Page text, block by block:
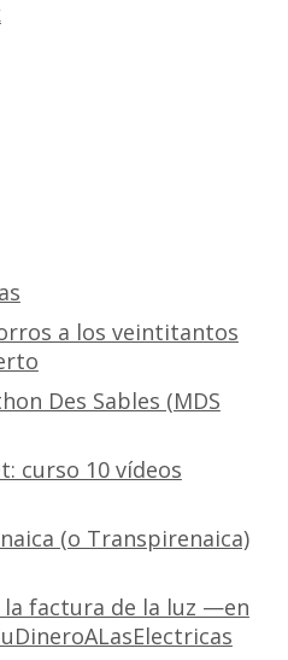
a los veintitantos
Des Sables (MDS
curso 10 vídeos
(o Transpirenaica)
factura de la luz —en